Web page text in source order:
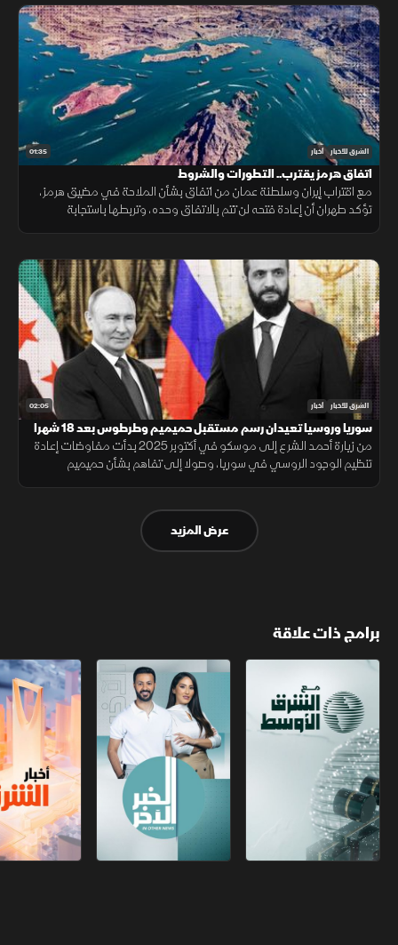
01:35 الشرق للأخبار أخبار
اتفاق هرمز يقترب.. التطورات والشروط
مع اقتراب إيران وسلطنة عمان من اتفاق بشأن الملاحة في مضيق هرمز،
تؤكد طهران أن إعادة فتحه لن تتم بالاتفاق وحده، وتربطها باستجابة
02:05 الشرق للأخبار أخبار
سوريا وروسيا تعيدان رسم مستقبل حميميم وطرطوس بعد 18 شهرا
من زيارة أحمد الشرع إلى موسكو في أكتوبر 2025 بدأت مفاوضات إعادة
تنظيم الوجود الروسي في سوريا، وصولا إلى تفاهم بشأن حميميم
عرض المزيد
برامج ذات علاقة
مع الشرق الأوسط الخبر الآخر أخبار الشرق